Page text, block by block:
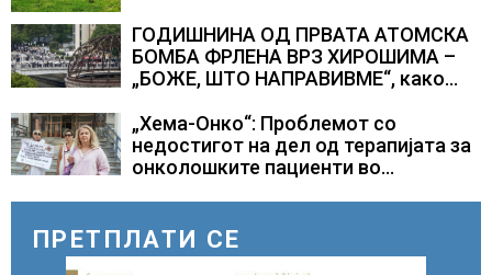
ГОДИШНИНА ОД ПРВАТА АТОМСКА
БОМБА ФРЛЕНА ВРЗ ХИРОШИМА –
„БОЖЕ, ШТО НАПРАВИВМЕ“, како
Геј“ и учесниците во
бомбардирањето го доживуваа овој
настан што го промени текот на
„Хема-Онко“: Проблемот со
недостигот на дел од терапијата за
онколошките пациенти во
ПРЕТПЛАТИ СЕ